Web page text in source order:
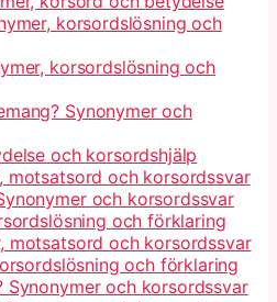
korsordslösning och
korsordslösning och
Synonymer och
och korsordshjälp
motsatsord och korsordssvar
och korsordssvar
och förklaring
motsatsord och korsordssvar
och förklaring
Synonymer och korsordssvar